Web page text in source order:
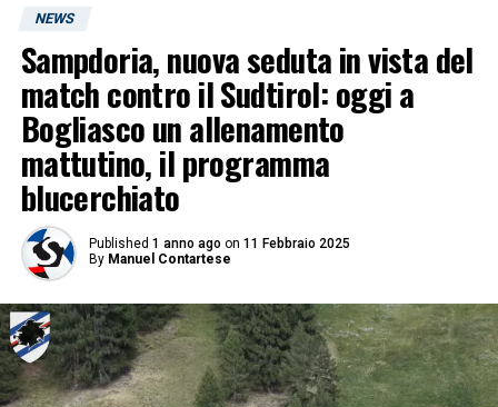
NEWS
Sampdoria, nuova seduta in vista del
match contro il Sudtirol: oggi a
Bogliasco un allenamento
mattutino, il programma
blucerchiato
Published 1 anno ago on 11 Febbraio 2025
By Manuel Contartese